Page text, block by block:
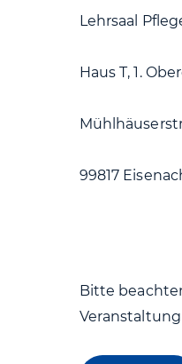
Lehrsaal
Haus T, 1.
99817
Bitte